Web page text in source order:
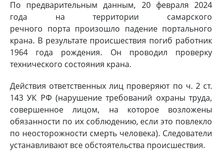
По предварительным данным, 20 февраля 2024
года на территории самарского
речного порта произошло падение портального
крана. В результате происшествия погиб работник
1964 года рождения. Он проводил проверку
технического состояния крана.
Действия ответственных лиц проверяют по ч. 2 ст.
143 УК РФ (нарушение требований охраны труда,
совершенное лицом, на которое возложены
обязанности по их соблюдению, если это повлекло
по неосторожности смерть человека). Следователи
устанавливают все обстоятельства происшествия.